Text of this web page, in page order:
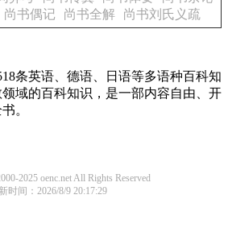
尚书偶记 尚书全解 尚书刘氏义疏
条英语、德语、日语等多语种百科知
域的百科知识，是一部内容自由、开
。
2025 oenc.net All Rights Reserved
时间：2026/8/9 20:17:29